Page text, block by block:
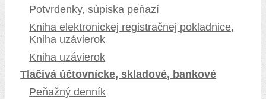
Potvrdenky, súpiska peňazí
Kniha elektronickej registračnej pokladnice,
Kniha uzávierok
Kniha uzávierok
Tlačivá účtovnícke, skladové, bankové
Peňažný denník